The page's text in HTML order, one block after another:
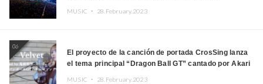
MUSIC ・ 28.February.2023
06
El proyecto de la canción de portada CrosSing lanza
el tema principal “Dragon Ball GT” cantado por Akari
MUSIC ・ 28.February.2023